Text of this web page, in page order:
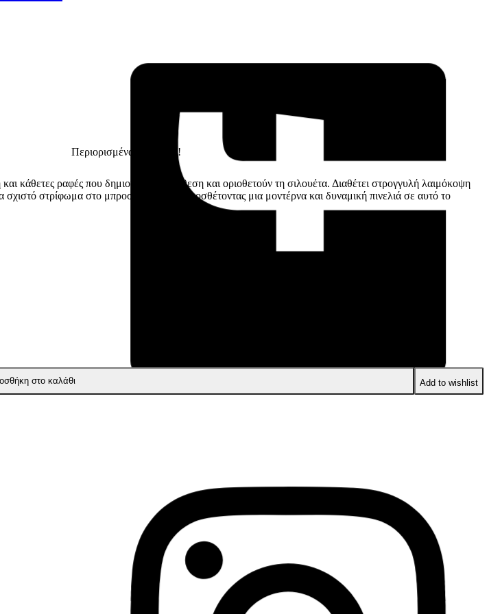
Περιορισμένα κομμάτια!
ραφές που δημιουργούν αντίθεση και οριοθετούν τη σιλουέτα. Διαθέτει στρογγυλή λαιμόκοψη
στρίφωμα στο μπροστινό μέρος, προσθέτοντας μια μοντέρνα και δυναμική πινελιά σε αυτό το
στο καλάθι Add to wishlist